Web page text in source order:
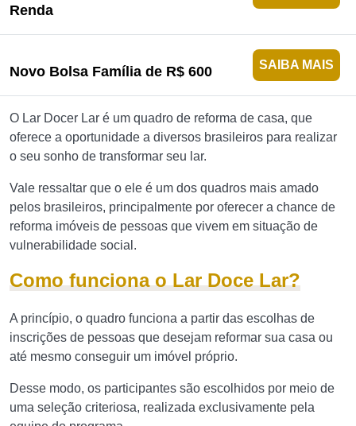
Renda
Novo Bolsa Família de R$ 600 SAIBA MAIS
O Lar Docer Lar é um quadro de reforma de casa, que
oferece a oportunidade a diversos brasileiros para realizar
o seu sonho de transformar seu lar.
Vale ressaltar que o ele é um dos quadros mais amado
pelos brasileiros, principalmente por oferecer a chance de
reforma imóveis de pessoas que vivem em situação de
vulnerabilidade social.
Como funciona o Lar Doce Lar?
A princípio, o quadro funciona a partir das escolhas de
inscrições de pessoas que desejam reformar sua casa ou
até mesmo conseguir um imóvel próprio.
Desse modo, os participantes são escolhidos por meio de
uma seleção criteriosa, realizada exclusivamente pela